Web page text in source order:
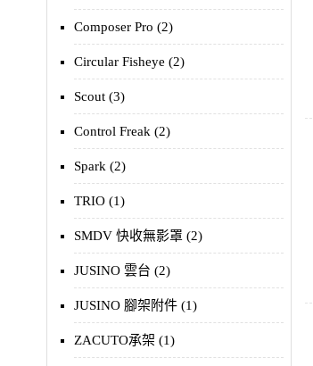
Composer Pro (2)
Circular Fisheye (2)
Scout (3)
Control Freak (2)
Spark (2)
TRIO (1)
SMDV 快收無影罩 (2)
JUSINO 雲台 (2)
JUSINO 腳架附件 (1)
ZACUTO承架 (1)